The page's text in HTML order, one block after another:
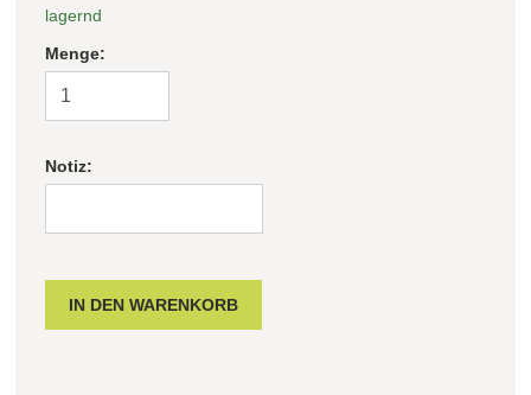
lagernd
Menge:
Notiz: